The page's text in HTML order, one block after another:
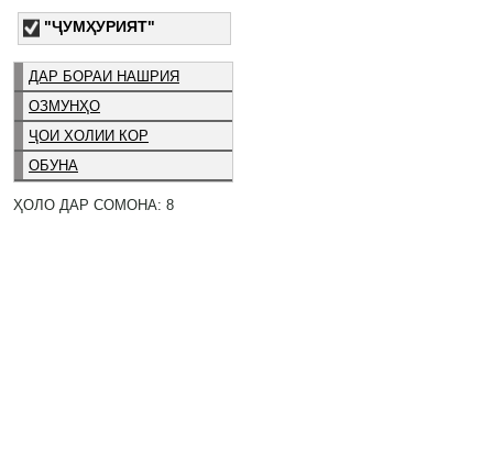
"ҶУМҲУРИЯТ"
ДАР БОРАИ НАШРИЯ
ОЗМУНҲО
ҶОИ ХОЛИИ КОР
ОБУНА
ҲОЛО ДАР СОМОНА: 8